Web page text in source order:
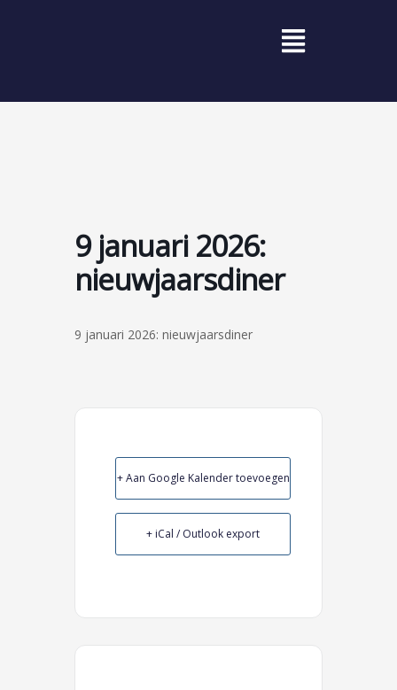
Menu
9 januari 2026:
nieuwjaarsdiner
9 januari 2026: nieuwjaarsdiner
+ Aan Google Kalender toevoegen
+ iCal / Outlook export